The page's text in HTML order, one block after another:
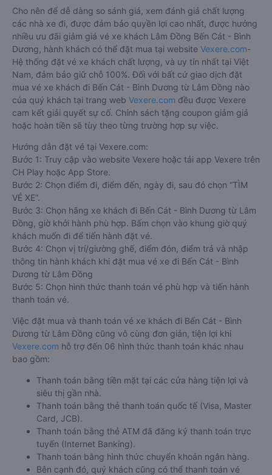
Cho nên để dễ dàng so sánh giá, xem đánh giá chất lượng
các nhà xe đi, được đảm bảo quyền lợi cao nhất, được hưởng
nhiều ưu đãi giảm giá vé xe khách Lâm Đồng Bến Cát - Bình
Dương, hành khách có thể đặt mua tại website Vexere.com-
Hệ thống đặt vé xe khách chất lượng, và uy tín nhất tại Việt
Nam, đảm bảo giữ chỗ 100%. Đối với bất cứ giao dịch đặt
mua vé xe khách đi Bến Cát - Bình Dương từ Lâm Đồng nào
của quý khách tại trang web Vexere.com đều được Vexere
cam kết giải quyết sự cố. Chính sách tặng coupon giảm giá
hoặc hoàn tiền sẽ tùy theo từng trường hợp sự việc.
Hướng dẫn đặt vé tại Vexere.com:
Bước 1: Truy cập vào website Vexere hoặc tải app Vexere trên
CH Play hoặc App Store.
Bước 2: Chọn điểm đi, điểm đến, ngày đi, sau đó chọn “TÌM
VÉ XE”.
Bước 3: Chọn hãng xe khách đi Bến Cát - Bình Dương từ Lâm
Đồng, giờ khởi hành phù hợp. Bấm chọn vào khung giờ quý
khách muốn đi để tiến hành đặt vé.
Bước 4: Chọn vị trí/giường ghế, điểm đón, điểm trả và nhập
thông tin hành khách khi đặt mua vé xe đi Bến Cát - Bình
Dương từ Lâm Đồng
Bước 5: Chọn hình thức thanh toán vé phù hợp và tiến hành
thanh toán vé.
Việc đặt mua và thanh toán vé xe khách đi Bến Cát - Bình
Dương từ Lâm Đồng cũng vô cùng đơn giản, tiện lợi khi
Vexere.com hỗ trợ đến 06 hình thức thanh toán khác nhau
bao gồm:
Thanh toán bằng tiền mặt tại các cửa hàng tiện lợi và
siêu thị gần nhà.
Thanh toán bằng thẻ thanh toán quốc tế (Visa, Master
Card, JCB).
Thanh toán bằng thẻ ATM đã đăng ký thanh toán trực
tuyến (Internet Banking).
Thanh toán bằng hình thức chuyển khoản ngân hàng.
Bên cạnh đó, quý khách cũng có thể thanh toán vé